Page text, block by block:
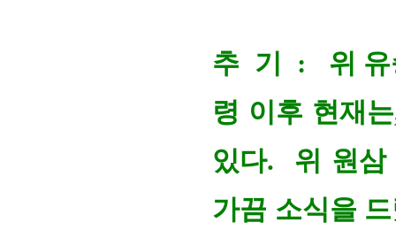
추 기 : 위 유
령 이후 현재
있다. 위 원삼
가끔 소식을